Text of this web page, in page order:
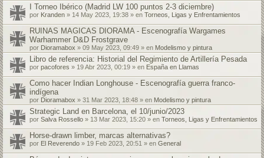
I Torneo Ibérico (Madrid LW 100 puntos 2-3 diciembre)
por Kranden » 14 May 2023, 19:38 » en Torneos, Ligas y Enfrentamientos
RUINAS MAGICAS DIORAMA - Escenografía Wargames
Warhammer D&D Frostgrave
por Dioramabox » 09 May 2023, 09:49 » en Modelismo y pintura
Libro de referencia: Historial del Regimiento de Artillería Pesada
por pacofores » 19 Abr 2023, 00:19 » en España en Llamas
Como hacer Indian Longhouse - Escenografía guerra franco-
indígena
por Dioramabox » 31 Mar 2023, 18:48 » en Modelismo y pintura
Strategic Land en Barcelona, el 10/junio/2023
por Salva Rossello » 13 Mar 2023, 15:20 » en Torneos, Ligas y Enfrentamientos
Horse-drawn limber, marcas alternativas?
por El Reverendo » 19 Feb 2023, 20:51 » en General